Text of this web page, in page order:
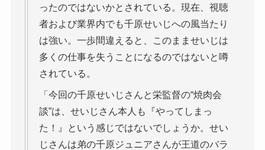
ったのではないかとされている。現在、視聴
者および業界内でも千原せいじへの風当たり
は強い。一歩間違えると、このまませいじは
多くの仕事を失うことになるのではないと噂
されている。
「今回の千原せいじさんと栄監督の“焼肉会
談”は、せいじさん本人も『やってしまっ
た！』という感じではないでしょうか。せい
じさんは弟の千原ジュニアさんが王道のバラ